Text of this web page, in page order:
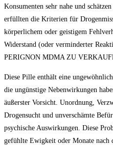
Konsumenten sehr nahe und
erfüllten die Kriterien für
körperlichem oder geistigem
Widerstand (oder verminderter
PERIGNON MDMA ZU
Diese Pille enthält eine
die ungünstige Nebenwirkungen
äußerster Vorsicht. Unordnung,
Drogensucht und unverschämte
psychische Auswirkungen. Diese
gefühlte Ewigkeit oder Monate nach